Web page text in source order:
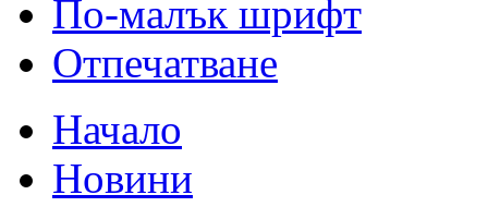
По-малък шрифт
Отпечатване
Начало
Новини